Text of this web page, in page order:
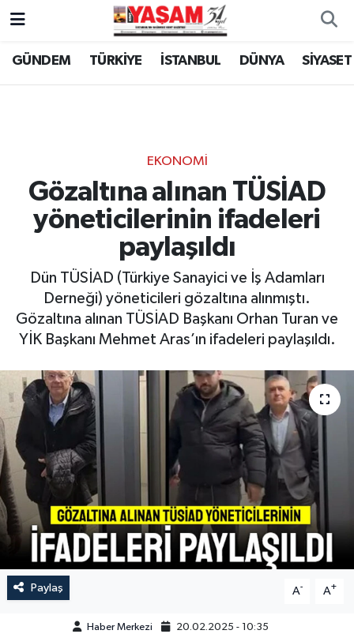
GÜNDEM TÜRKİYE İSTANBUL DÜNYA SİYASET
EKONOMİ
Gözaltına alınan TÜSİAD
yöneticilerinin ifadeleri
paylaşıldı
Dün TÜSİAD (Türkiye Sanayici ve İş Adamları
Derneği) yöneticileri gözaltına alınmıştı.
Gözaltına alınan TÜSİAD Başkanı Orhan Turan ve
YİK Başkanı Mehmet Aras’ın ifadeleri paylaşıldı.
Paylaş A- A+
Haber Merkezi 20.02.2025 - 10:35